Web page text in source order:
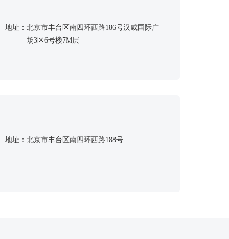
地址： 北京市丰台区南四环西路186号汉威国际广
场3区6号楼7M层
地址： 北京市丰台区南四环西路188号